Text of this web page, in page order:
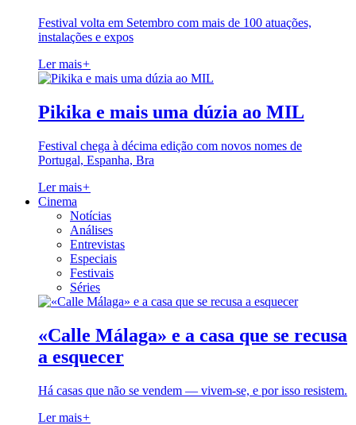
Festival volta em Setembro com mais de 100 atuações,
instalações e expos
Ler mais+
Pikika e mais uma dúzia ao MIL
Festival chega à décima edição com novos nomes de
Portugal, Espanha, Bra
Ler mais+
Cinema
Notícias
Análises
Entrevistas
Especiais
Festivais
Séries
«Calle Málaga» e a casa que se recusa
a esquecer
Há casas que não se vendem — vivem-se, e por isso resistem.
Ler mais+